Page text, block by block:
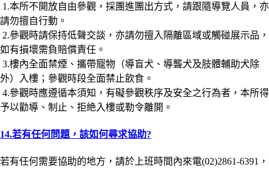
1.本所不開放自由參觀，採團進團出方式，請跟隨導覽人員，亦
請勿擅自行動。
2.參觀時請保持低聲交談，亦請勿擅入隔離區域或觸碰展示品，
如有損壞需負賠償責任。
3.樓內全面禁煙、攜帶寵物（導盲犬、導聾犬及肢體輔助犬除
外）入樓；參觀時段全面禁止飲食。
4.參觀時應遵循本須知，有礙參觀秩序及安全之行為者，本所得
予以勸導、制止、拒絶入樓或勒令離開。
14.若有任何問題，該如何尋求協助?
若有任何需要協助的地方，請於上班時間內來電(02)2861-6391，